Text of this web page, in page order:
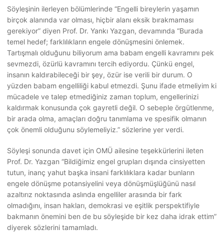
Söyleşinin ilerleyen bölümlerinde “Engelli bireylerin yaşamın
birçok alanında var olması, hiçbir alanı eksik bırakmaması
gerekiyor” diyen Prof. Dr. Yankı Yazgan, devamında “Burada
temel hedef; farklılıkların engele dönüşmesini önlemek.
Tartışmalı olduğunu biliyorum ama babam engelli kavramını pek
sevmezdi, özürlü kavramını tercih ediyordu. Çünkü engel,
insanın kaldırabileceği bir şey, özür ise verili bir durum. O
yüzden babam engelliliği kabul etmezdi. Şunu ifade etmeliyim ki
mücadele ve talep etmediğiniz zaman toplum, engellerinizi
kaldırmak konusunda çok gayretli değil. O sebeple örgütlenme,
bir arada olma, amaçları doğru tanımlama ve spesifik olmanın
çok önemli olduğunu söylemeliyiz.” sözlerine yer verdi.
Söyleşi sonunda davet için OMÜ ailesine teşekkürlerini ileten
Prof. Dr. Yazgan “Bildiğimiz engel grupları dışında cinsiyetten
tutun, inanç yahut başka insani farklılıklara kadar bunların
engele dönüşme potansiyelini veya dönüşmüşlüğünü nasıl
azaltırız noktasında aslında engelliler arasında bir fark
olmadığını, insan hakları, demokrasi ve eşitlik perspektifiyle
bakmanın önemini ben de bu söyleşide bir kez daha idrak ettim”
diyerek sözlerini tamamladı.